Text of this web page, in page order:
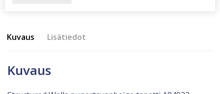
Kuvaus Lisätiedot
Kuvaus